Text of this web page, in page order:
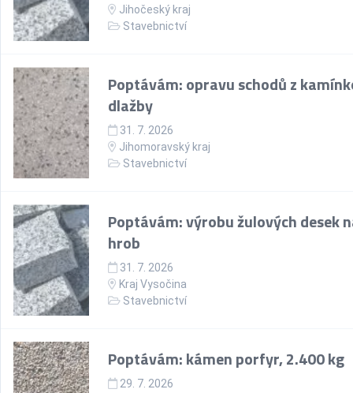
Jihočeský kraj
Stavebnictví
Poptávám: opravu schodů z
dlažby
31. 7. 2026
Jihomoravský kraj
Stavebnictví
Poptávám: výrobu žulových desek
hrob
31. 7. 2026
Kraj Vysočina
Stavebnictví
Poptávám: kámen porfyr, 2.400 kg
29. 7. 2026